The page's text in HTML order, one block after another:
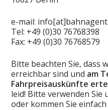
e-mail:
Tel: +49 (0)30 76768398
Fax: +49 (0)30 76768579
Bitte beachten Sie, dass
erreichbar sind und am
Fahrpreisauskünfte
leid! Bitte verwenden Sie
oder kommen Sie